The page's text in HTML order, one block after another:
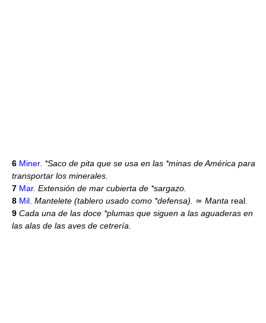
6 Miner. *Saco de pita que se usa en las *minas de América para
transportar los minerales.
7 Mar. Extensión de mar cubierta de *sargazo.
8 Mil. Mantelete (tablero usado como *defensa). ≃ Manta real.
9 Cada una de las doce *plumas que siguen a las aguaderas en
las alas de las aves de cetrería.